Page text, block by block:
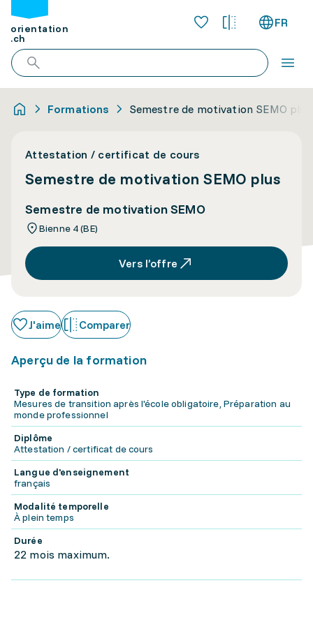
orientation
.ch
FR
Formations Semestre de motivation SEMO plus
Attestation / certificat de cours
Semestre de motivation SEMO plus
Semestre de motivation SEMO
Bienne 4 (BE)
Vers l’offre
J'aime Comparer
Aperçu de la formation
Type de formation
Mesures de transition après l'école obligatoire, Préparation au
monde professionnel
Diplôme
Attestation / certificat de cours
Langue d'enseignement
français
Modalité temporelle
À plein temps
Durée
22 mois maximum.